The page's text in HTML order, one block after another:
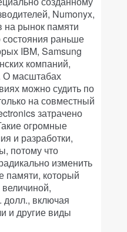
Numonyx,
на рынок памяти
раньше
IBM, Samsung
компаний,
О масштабах
можно судить по
на совместный
затрачено
огромные
и разработки,
потому что
изменить
памяти, который
включая
и другие виды